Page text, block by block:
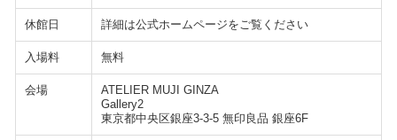
休館日 詳細は公式ホームページをご覧ください
入場料 無料
会場
ATELIER MUJI GINZA
Gallery2
東京都中央区銀座3-3-5 無印良品 銀座6F